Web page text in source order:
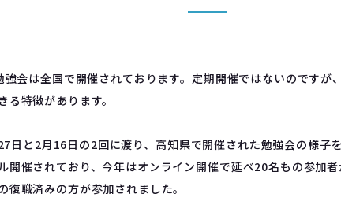
強会は全国で開催されております。定期開催ではないのですが
る特徴があります。
日と2月16日の2回に渡り、高知県で開催された勉強会の様子
開催されており、今年はオンライン開催で延べ20名もの参加者
復職済みの方が参加されました。